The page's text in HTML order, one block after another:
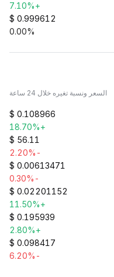
+7.10%
$ 0.999612
0.00%
السعر ونسبة تغيره خلال 24 ساعة
$ 0.108966
+18.70%
$ 56.11
-2.20%
$ 0.00613471
-0.30%
$ 0.02201152
+11.50%
$ 0.195939
+2.80%
$ 0.098417
-6.20%